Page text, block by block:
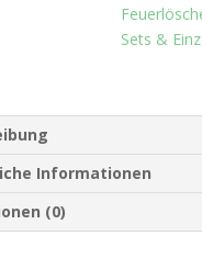
Sets &
Informationen
(0)